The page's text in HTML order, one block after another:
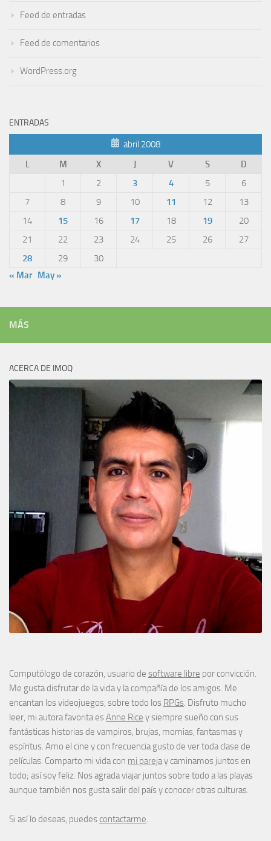
Feed de entradas
Feed de comentarios
WordPress.org
ENTRADAS
abril 2008
L
M X J V S
D
1
2 3 4 5
6
7
8 9 10 11 12
13
14
15 16 17 18 19
20
21
22 23 24 25 26
27
28
29
30
« Mar May »
MÁS
ACERCA DE IMOQ
Computólogo de corazón, usuario de software libre por convicción.
Me gusta disfrutar de la vida y la compañía de los amigos. Me
encantan los videojuegos, sobre todo los RPGs. Disfruto mucho
leer, mi autora favorita esAnne Rice y siempre sueño con sus
fantásticas historias de vampiros, brujas, momias, fantasmas y
espíritus. Amo el cine y con frecuencia gusto de ver toda clase de
películas. Comparto mi vida con mi parejay caminamos juntos en
todo; así soy feliz. Nos agrada viajar juntos sobre todo a las playas
aunque también nos gusta salir del país y conocer otras culturas.
Si así lo deseas, puedes contactarme.